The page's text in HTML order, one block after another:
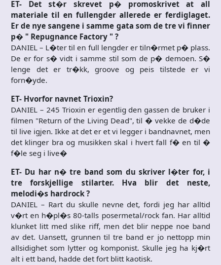
ET- Det st�r skrevet p� promoskrivet at all
materiale til en fullengder allerede er ferdiglaget.
Er de nye sangene i samme gata som de tre vi finner
p� " Repugnance Factory " ?
DANIEL – L�ter til en full lengder er tiln�rmet p� plass.
De er for s� vidt i samme stil som de p� demoen. S�
lenge det er tr�kk, groove og peis tilstede er vi
forn�yde.
ET- Hvorfor navnet Trioxin?
DANIEL – 245 Trioxin er egentlig den gassen de bruker i
filmen "Return of the Living Dead", til � vekke de d�de
til live igjen. Ikke at det er et vi legger i bandnavnet, men
det klinger bra og musikken skal i hvert fall f� en til �
f�le seg i live�
ET- Du har n� tre band som du skriver l�ter for, i
tre forskjellige stilarter. Hva blir det neste,
melodi�s hardrock ?
DANIEL – Rart du skulle nevne det, fordi jeg har alltid
v�rt en h�pl�s 80-talls posermetal/rock fan. Har alltid
klunket litt med slike riff, men det blir neppe noe band
av det. Uansett, grunnen til tre band er jo nettopp min
allsidighet som lytter og komponist. Skulle jeg ha kj�rt
alt i ett band, hadde det fort blitt kaotisk.